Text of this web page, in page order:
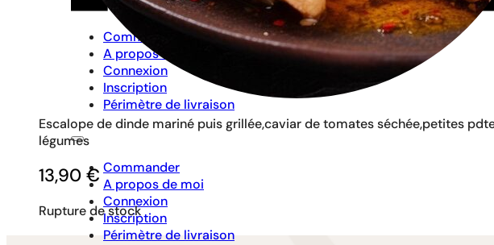
Commander
A propos de moi
Connexion
Inscription
Périmètre de livraison
Commander
A propos de moi
Connexion
Inscription
Périmètre de livraison
Escalope de dinde mariné puis grillée,caviar de tomates séchée,petites
légumes
13,90 €
Rupture de stock